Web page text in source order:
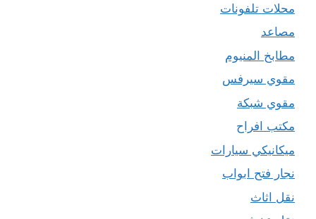
محلات تلفونات
مصاعد
مطابخ المنيوم
مقوي سيرفس
مقوي شبكة
مكتب افراح
ميكانيكي سيارات
نجار فتح ابواب
نقل اثاث